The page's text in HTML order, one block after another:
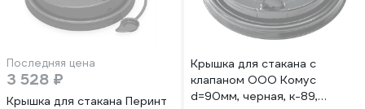
Последняя цена
3 528 ₽
Крышка для стакана Перинт
Крышка для стакана с
клапаном ООО Комус
d=90мм, черная, к-89,